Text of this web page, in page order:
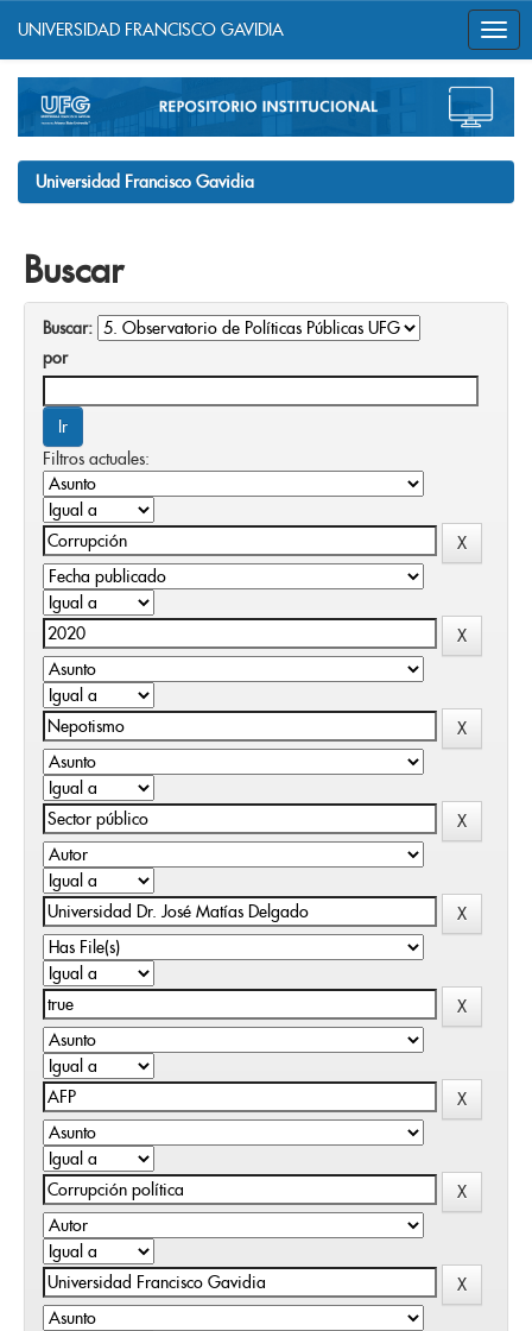
navigation
UNIVERSIDAD FRANCISCO GAVIDIA
Universidad Francisco Gavidia
Buscar
Buscar:
por
Filtros actuales: